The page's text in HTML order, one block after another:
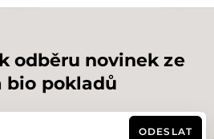
odběru novinek ze
bio pokladů
ODESLAT